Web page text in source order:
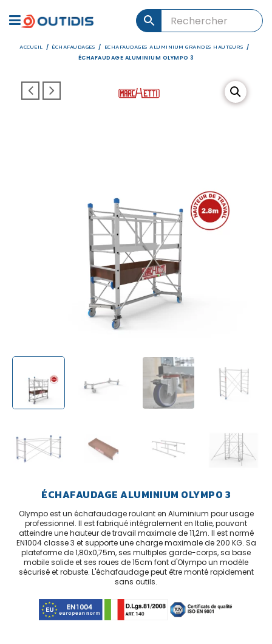
ACCUEIL / ÉCHAFAUDAGES / ECHAFAUDAGES ALUMINIUM GRANDES HAUTEURS /
ÉCHAFAUDAGE ALUMINIUM OLYMPO 3
ÉCHAFAUDAGE ALUMINIUM OLYMPO 3
Olympo est un échafaudage roulant en Aluminium pour usage
professionnel. Il est fabriqué intégralement en Italie, pouvant
atteindre une hauteur de travail maximale de 11,2m. Il est normé
EN1004 classe 3 et supporte une charge maximale de 200 KG. Sa
plateforme de 1,80x0,75m, ses multiples garde-corps, sa base
mobile solide et ses roues de 15cm font d'Olympo un modèle
sécurisé et robuste. L'échafaudage peut être monté rapidement
sans outils.